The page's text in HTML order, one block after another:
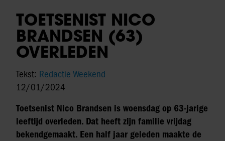
TOETSENIST NICO
BRANDSEN (63)
OVERLEDEN
Tekst: Redactie Weekend
12/01/2024
Toetsenist Nico Brandsen is woensdag op 63-jarige
leeftijd overleden. Dat heeft zijn familie vrijdag
bekendgemaakt. Een half jaar geleden maakte de